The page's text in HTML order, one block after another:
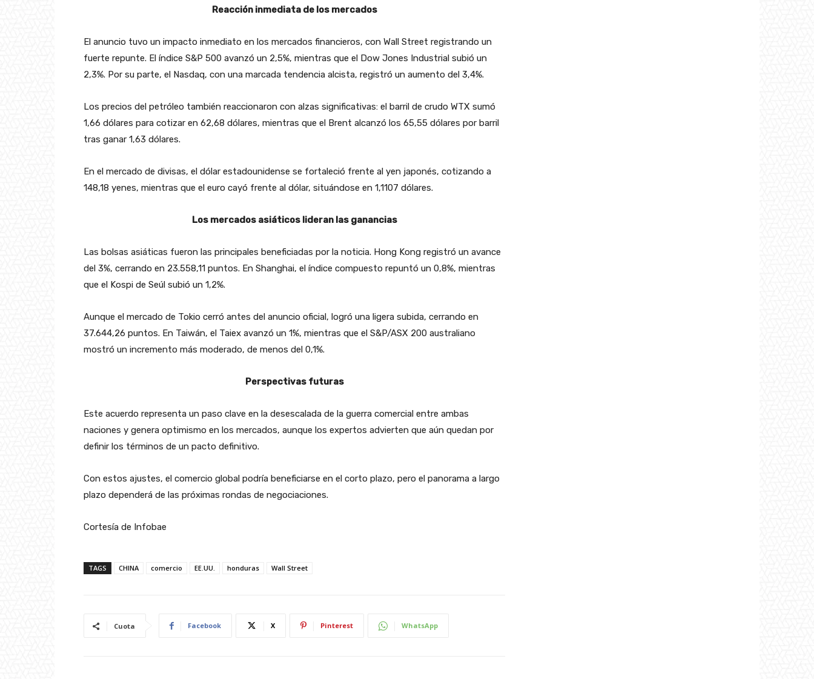
Reacción inmediata de los mercados
El anuncio tuvo un impacto inmediato en los mercados financieros, con Wall Street registrando un
fuerte repunte. El índice S&P 500 avanzó un 2,5%, mientras que el Dow Jones Industrial subió un
2,3%. Por su parte, el Nasdaq, con una marcada tendencia alcista, registró un aumento del 3,4%.
Los precios del petróleo también reaccionaron con alzas significativas: el barril de crudo WTX sumó
1,66 dólares para cotizar en 62,68 dólares, mientras que el Brent alcanzó los 65,55 dólares por barril
tras ganar 1,63 dólares.
En el mercado de divisas, el dólar estadounidense se fortaleció frente al yen japonés, cotizando a
148,18 yenes, mientras que el euro cayó frente al dólar, situándose en 1,1107 dólares.
Los mercados asiáticos lideran las ganancias
Las bolsas asiáticas fueron las principales beneficiadas por la noticia. Hong Kong registró un avance
del 3%, cerrando en 23.558,11 puntos. En Shanghai, el índice compuesto repuntó un 0,8%, mientras
que el Kospi de Seúl subió un 1,2%.
Aunque el mercado de Tokio cerró antes del anuncio oficial, logró una ligera subida, cerrando en
37.644,26 puntos. En Taiwán, el Taiex avanzó un 1%, mientras que el S&P/ASX 200 australiano
mostró un incremento más moderado, de menos del 0,1%.
Perspectivas futuras
Este acuerdo representa un paso clave en la desescalada de la guerra comercial entre ambas
naciones y genera optimismo en los mercados, aunque los expertos advierten que aún quedan por
definir los términos de un pacto definitivo.
Con estos ajustes, el comercio global podría beneficiarse en el corto plazo, pero el panorama a largo
plazo dependerá de las próximas rondas de negociaciones.
Cortesía de Infobae
TAGS CHINA comercio EE.UU. honduras Wall Street
Cuota Facebook X Pinterest WhatsApp